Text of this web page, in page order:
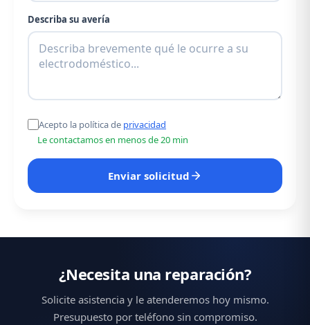
Describa su avería
Acepto la política de privacidad
Le contactamos en menos de 20 min
Enviar solicitud
¿Necesita una reparación?
Solicite asistencia y le atenderemos hoy mismo.
Presupuesto por teléfono sin compromiso.